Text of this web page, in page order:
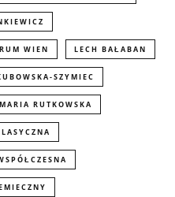
WIEN LECH BAŁABAN
SZYMIEC
MARIA RUTKOWSKA